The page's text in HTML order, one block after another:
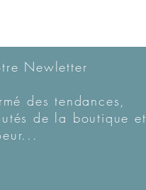
Newletter
des tendances,
de la boutique et